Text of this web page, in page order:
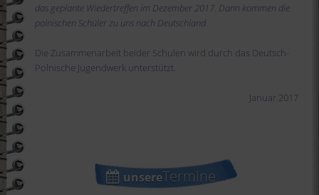
das geplante Wiedertreffen im Dezember 2017. Dann kommen die
polnischen Schüler zu uns nach Deutschland.
Die Zusammenarbeit beider Schulen wird durch das Deutsch-
Polnische Jugendwerk unterstützt.
Januar 2017
unsereTermine